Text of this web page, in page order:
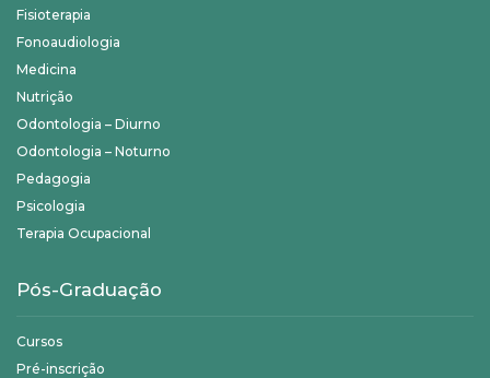
Fisioterapia
Fonoaudiologia
Medicina
Nutrição
Odontologia – Diurno
Odontologia – Noturno
Pedagogia
Psicologia
Terapia Ocupacional
Pós-Graduação
Cursos
Pré-inscrição